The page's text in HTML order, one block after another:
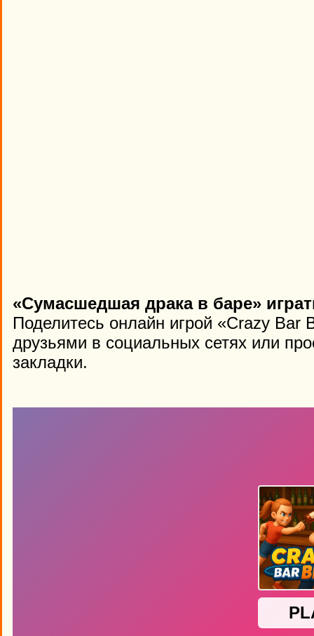
«Сумасшедшая драка в баре»
Поделитесь онлайн игрой «Crazy Bar
друзьями в социальных сетях или
закладки.